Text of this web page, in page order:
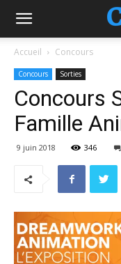
Accueil Concours
Concours Sorties
Concours
Famille
9 juin 2018 346